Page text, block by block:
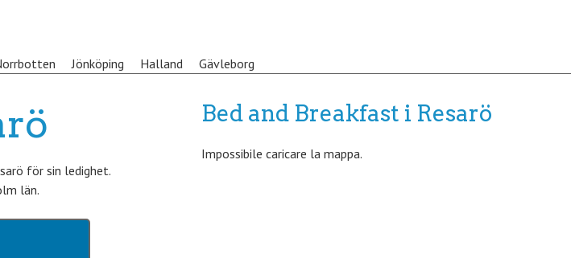
Jönköping Halland Gävleborg
för sin ledighet.
län.
Bed and Breakfast i Resarö
Impossibile caricare la mappa.